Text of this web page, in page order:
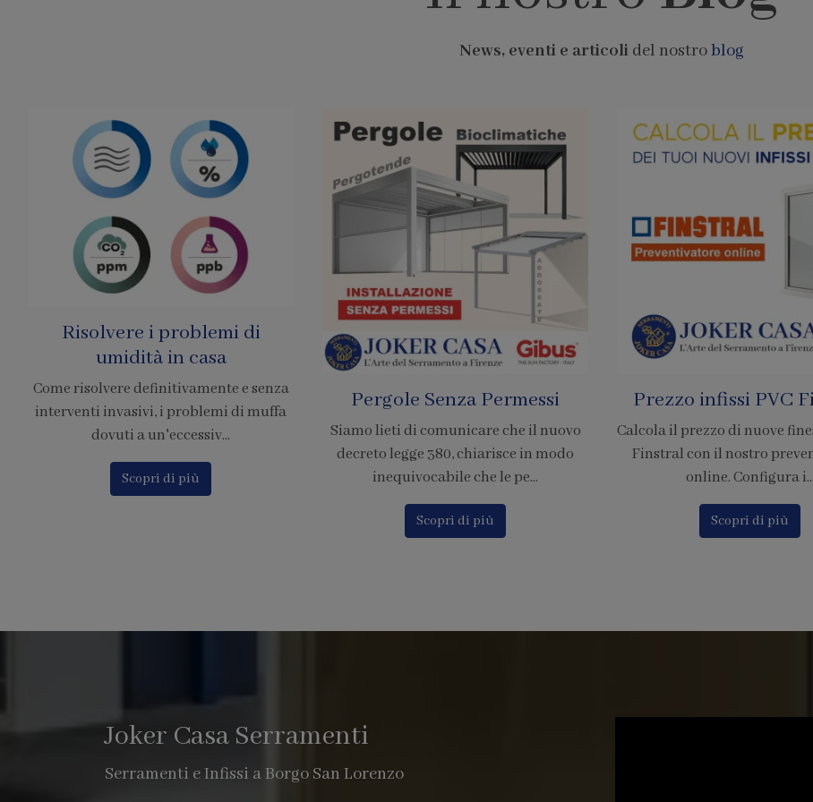
News, eventi e articoli del nostroblog
Pergole Senza Permessi
Siamo lieti di comunicare che il nuovo
inequivocabile che le pe...
Prezzo infissi PVC Finstral
Calcola il prezzo di nuove finestre in PVC
Finstral con il nostro preventivatore
online. Configura i...
Scopri di più
Pagamenti con
È ufficiale! Abbiamo
nostra azienda per
di pagamento tramite
Scopri di più
Joker Casa Serramenti
Serramenti e Infissi a Borgo San Lorenzo